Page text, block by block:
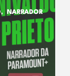
NARRADOR